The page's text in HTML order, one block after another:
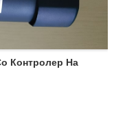
Контролер На